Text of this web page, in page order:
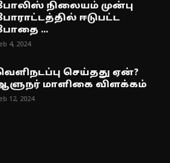
நிலையம் முன்பு
ஈடுபட்ட
...
4, 2024
செய்தது ஏன்?
மாளிகை விளக்கம்
12, 2024